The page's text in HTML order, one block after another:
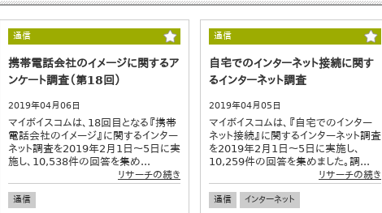
通信
携帯電話会社のイメージに関するア
ンケート調査（第18回）
2019年04月06日
マイボイスコムは、18回目となる『携帯
電話会社のイメージ』に関するインター
ネット調査を2019年2月1日～5日に実
施し、10,538件の回答を集め...
リサーチの続き
通信
通信
自宅でのインターネット接続に関す
るインターネット調査
2019年04月05日
マイボイスコムは、『自宅でのインター
ネット接続』に関するインターネット調査
を2019年2月1日～5日に実施し、
10,259件の回答を集めました。調...
リサーチの続き
通信 インターネット